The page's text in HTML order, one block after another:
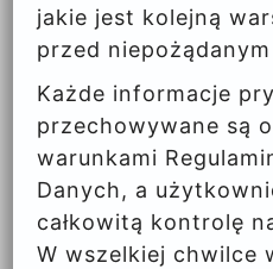
jakie jest kolejną
przed
Każde informacje
przechowywane są
warunkami
Danych, a
całkowitą kontrolę
W wszelkiej chwilce